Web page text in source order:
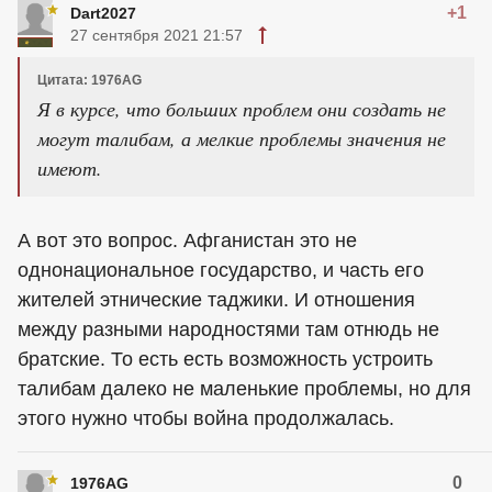
Dart2027 +1
27 сентября 2021 21:57
Цитата: 1976AG
Я в курсе, что больших проблем они создать не
могут талибам, а мелкие проблемы значения не
имеют.
А вот это вопрос. Афганистан это не
однонациональное государство, и часть его
жителей этнические таджики. И отношения
между разными народностями там отнюдь не
братские. То есть есть возможность устроить
талибам далеко не маленькие проблемы, но для
этого нужно чтобы война продолжалась.
1976AG 0